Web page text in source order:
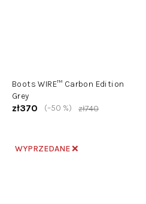
Boots WIRE™ Carbon Edition
Grey
zł370 zł740
(–50 %)
WYPRZEDANE ❌